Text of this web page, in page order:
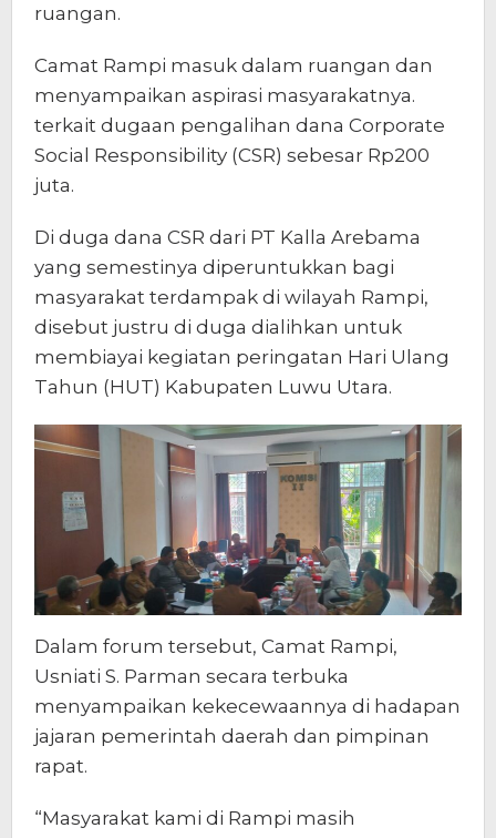
ruangan.
Camat Rampi masuk dalam ruangan dan
menyampaikan aspirasi masyarakatnya.
terkait dugaan pengalihan dana Corporate
Social Responsibility (CSR) sebesar Rp200
juta.
Di duga dana CSR dari PT Kalla Arebama
yang semestinya diperuntukkan bagi
masyarakat terdampak di wilayah Rampi,
disebut justru di duga dialihkan untuk
membiayai kegiatan peringatan Hari Ulang
Tahun (HUT) Kabupaten Luwu Utara.
Dalam forum tersebut, Camat Rampi,
Usniati S. Parman secara terbuka
menyampaikan kekecewaannya di hadapan
jajaran pemerintah daerah dan pimpinan
rapat.
“Masyarakat kami di Rampi masih